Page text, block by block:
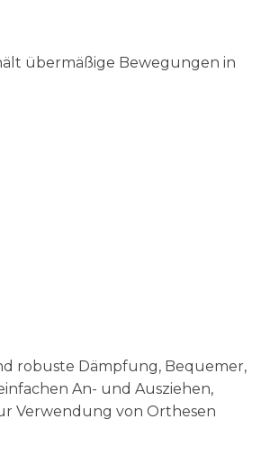
übermäßige Bewegungen in
robuste Dämpfung, Bequemer,
An- und Ausziehen,
Verwendung von Orthesen